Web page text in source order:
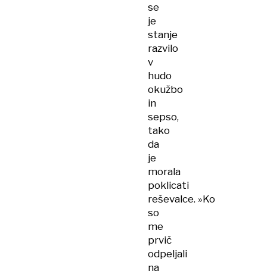
se
je
stanje
razvilo
v
hudo
okužbo
in
sepso,
tako
da
je
morala
poklicati
reševalce. »Ko
so
me
prvič
odpeljali
na